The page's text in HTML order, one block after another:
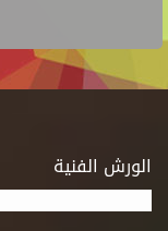
الورش الفنية